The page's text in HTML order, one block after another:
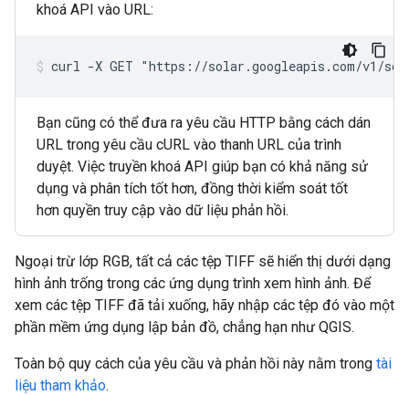
khoá API vào URL:
curl -X GET "https://solar.googleapis.com/v1/solar/
Bạn cũng có thể đưa ra yêu cầu HTTP bằng cách dán
URL trong yêu cầu cURL vào thanh URL của trình
duyệt. Việc truyền khoá API giúp bạn có khả năng sử
dụng và phân tích tốt hơn, đồng thời kiểm soát tốt
hơn quyền truy cập vào dữ liệu phản hồi.
Ngoại trừ lớp RGB, tất cả các tệp TIFF sẽ hiển thị dưới dạng
hình ảnh trống trong các ứng dụng trình xem hình ảnh. Để
xem các tệp TIFF đã tải xuống, hãy nhập các tệp đó vào một
phần mềm ứng dụng lập bản đồ, chẳng hạn như QGIS.
Toàn bộ quy cách của yêu cầu và phản hồi này nằm trong tài
liệu tham khảo.